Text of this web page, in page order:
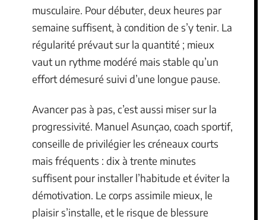
musculaire. Pour débuter, deux heures par
semaine suffisent, à condition de s’y tenir. La
régularité prévaut sur la quantité ; mieux
vaut un rythme modéré mais stable qu’un
effort démesuré suivi d’une longue pause.
Avancer pas à pas, c’est aussi miser sur la
progressivité. Manuel Asunçao, coach sportif,
conseille de privilégier les créneaux courts
mais fréquents : dix à trente minutes
suffisent pour installer l’habitude et éviter la
démotivation. Le corps assimile mieux, le
plaisir s’installe, et le risque de blessure